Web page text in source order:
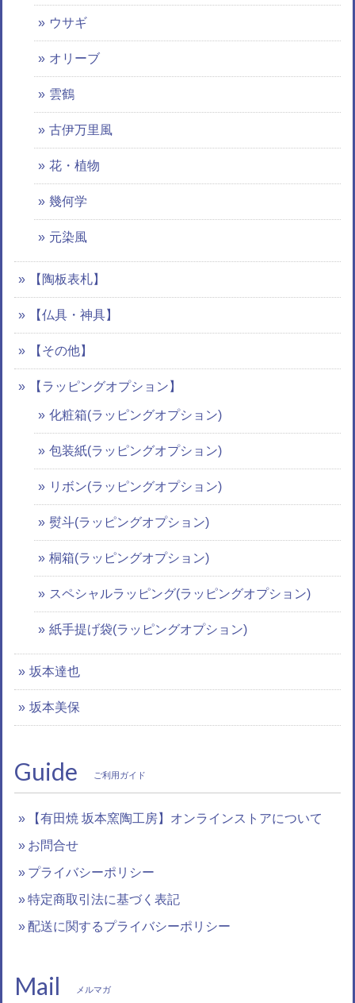
ウサギ
オリーブ
雲鶴
古伊万里風
花・植物
幾何学
元染風
【陶板表札】
【仏具・神具】
【その他】
【ラッピングオプション】
化粧箱(ラッピングオプション)
包装紙(ラッピングオプション)
リボン(ラッピングオプション)
熨斗(ラッピングオプション)
桐箱(ラッピングオプション)
スペシャルラッピング(ラッピングオプション)
紙手提げ袋(ラッピングオプション)
坂本達也
坂本美保
Guide ご利用ガイド
【有田焼 坂本窯陶工房】オンラインストアについて
お問合せ
プライバシーポリシー
特定商取引法に基づく表記
配送に関するプライバシーポリシー
Mail メルマガ